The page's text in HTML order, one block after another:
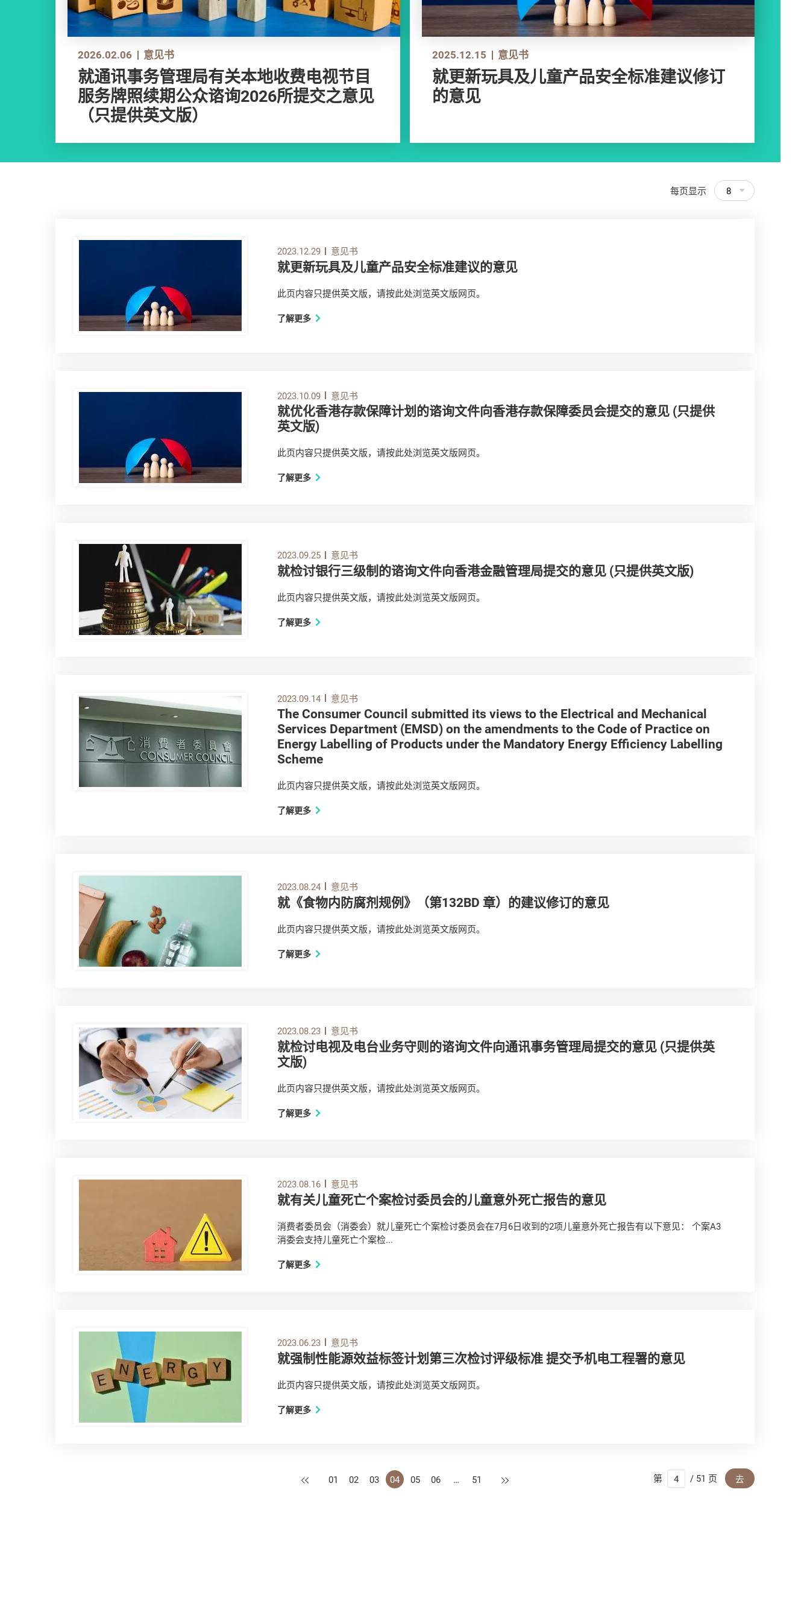
2026.02.06 意见书
就通讯事务管理局有关本地收费电视节目
服务牌照续期公众谘询2026所提交之意见
（只提供英文版）
2025.12.15 意见书
就更新玩具及儿童产品安全标准建议修订
的意见
每页显示 8
2023.12.29 意见书
就更新玩具及儿童产品安全标准建议的意见
此页内容只提供英文版，请按此处浏览英文版网页。
了解更多
2023.10.09 意见书
就优化香港存款保障计划的谘询文件向香港存款保障委员会提交的意见 (只提供
英文版)
此页内容只提供英文版，请按此处浏览英文版网页。
了解更多
2023.09.25 意见书
就检讨银行三级制的谘询文件向香港金融管理局提交的意见 (只提供英文版)
此页内容只提供英文版，请按此处浏览英文版网页。
了解更多
2023.09.14 意见书
The Consumer Council submitted its views to the Electrical and Mechanical
Services Department (EMSD) on the amendments to the Code of Practice on
Energy Labelling of Products under the Mandatory Energy Efficiency Labelling
Scheme
此页内容只提供英文版，请按此处浏览英文版网页。
了解更多
2023.08.24 意见书
就《食物内防腐剂规例》（第132BD 章）的建议修订的意见
此页内容只提供英文版，请按此处浏览英文版网页。
了解更多
2023.08.23 意见书
就检讨电视及电台业务守则的谘询文件向通讯事务管理局提交的意见 (只提供英
文版)
此页内容只提供英文版，请按此处浏览英文版网页。
了解更多
2023.08.16 意见书
就有关儿童死亡个案检讨委员会的儿童意外死亡报告的意见
消费者委员会（消委会）就儿童死亡个案检讨委员会在7月6日收到的2项儿童意外死亡报告有以下意见： 个案A3
消委会支持儿童死亡个案检...
了解更多
2023.06.23 意见书
就强制性能源效益标签计划第三次检讨评级标准 提交予机电工程署的意见
此页内容只提供英文版，请按此处浏览英文版网页。
了解更多
上一页
01 02 03 04 05 06 … 51 下一页 第 / 51 页 去